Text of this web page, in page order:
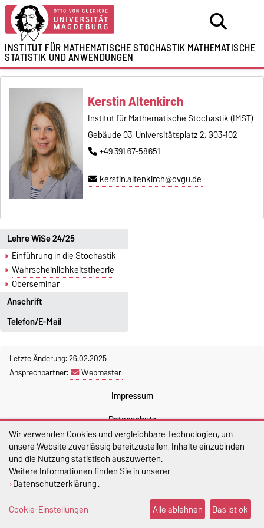
INSTITUT FÜR MATHEMATISCHE STOCHASTIKMATHEMATISCHE
STATISTIK UND ANWENDUNGEN
Kerstin Altenkirch
Institut für Mathematische Stochastik (IMST)
Gebäude 03, Universitätsplatz 2, G03-102
+49 391 67-58651
kerstin.altenkirch@ovgu.de
Lehre WiSe 24/25
Einführung in die Stochastik
Wahrscheinlichkeitstheorie
Oberseminar
Anschrift
Postanschrift
Otto-von-Guericke-Universität
Magdeburg
Fakultät für Mathematik
Postfach 4120
39016 Magdeburg
Hausanschrift
Otto-von-Guericke-Universität
Magdeburg
Telefon/E-Mail
Tel.: +49 391-67-52068
Tel.: +49 391-67-58651
E-Mail
claudia.kirch@ovgu.de
Letzte Änderung: 26.02.2025
Ansprechpartner:
Webmaster
Impressum
Datenschutz
Barrierefreiheit
Cookie-Einstellungen
Wir verwenden Cookies und vergleichbare Technologien, um
unsere Website zuverlässig bereitzustellen, Inhalte einzubinden
und die Nutzung statistisch auszuwerten.
Weitere Informationen finden Sie in unserer
Datenschutzerklärung.
Cookie-Einstellungen
Alle ablehnen Das ist ok